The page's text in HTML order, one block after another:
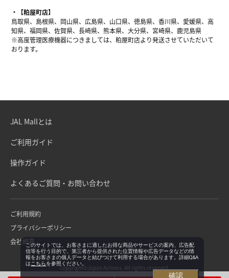
【粕屋町店】
鳥取県、島根県、岡山県、広島県、山口県、徳島県、香川県、愛媛県、高
知県、福岡県、佐賀県、長崎県、熊本県、大分県、宮崎県、鹿児島県
※高度管理医療機器につきましては、粕屋町店より発送させていただいて
おります。
JAL Mallとは
ご利用ガイド
操作ガイド
よくあるご質問・お問い合わせ
ご利用規約
プライバシーポリシー
会社概要
Copyright©Japan Airlines. All rights reserved.
このサイトでは、お客さまに適したお得な商品やサービスの案内、広告配
信等を行う目的で、第三者から提供された位置情報や広告データなどの情
報をお客さまの個人データと結びつけて利用する場合があります。詳細Q&A
は こちらを参照ください。
確認